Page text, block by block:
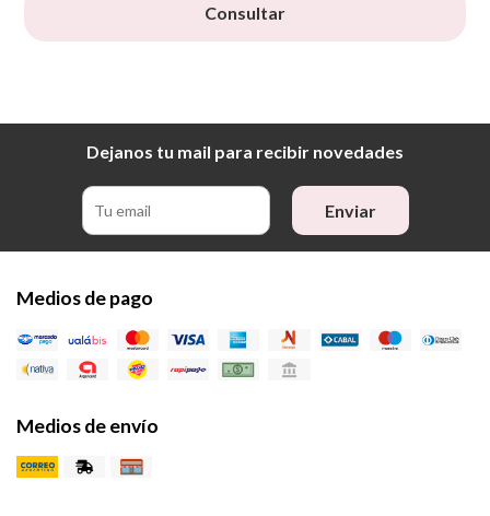
Consultar
Dejanos tu mail para recibir novedades
Enviar
Medios de pago
Medios de envío